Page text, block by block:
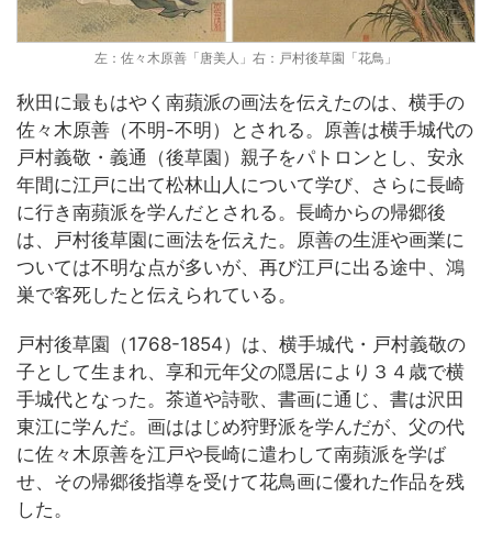
左：佐々木原善「唐美人」右：戸村後草園「花鳥」
秋田に最もはやく南蘋派の画法を伝えたのは、横手の
佐々木原善（不明-不明）とされる。原善は横手城代の
戸村義敬・義通（後草園）親子をパトロンとし、安永
年間に江戸に出て松林山人について学び、さらに長崎
に行き南蘋派を学んだとされる。長崎からの帰郷後
は、戸村後草園に画法を伝えた。原善の生涯や画業に
ついては不明な点が多いが、再び江戸に出る途中、鴻
巣で客死したと伝えられている。
戸村後草園（1768-1854）は、横手城代・戸村義敬の
子として生まれ、享和元年父の隠居により３４歳で横
手城代となった。茶道や詩歌、書画に通じ、書は沢田
東江に学んだ。画ははじめ狩野派を学んだが、父の代
に佐々木原善を江戸や長崎に遣わして南蘋派を学ば
せ、その帰郷後指導を受けて花鳥画に優れた作品を残
した。